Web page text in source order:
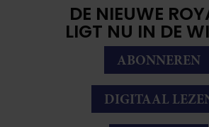
DE NIEUWE
LIGT NU IN DE
ABONNEREN
DIGITAAL